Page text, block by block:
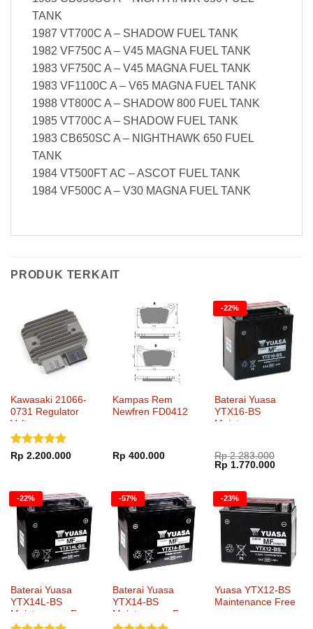
TANK
1987 VT700C A – SHADOW FUEL TANK
1982 VF750C A – V45 MAGNA FUEL TANK
1983 VF750C A – V45 MAGNA FUEL TANK
1983 VF1100C A – V65 MAGNA FUEL TANK
1988 VT800C A – SHADOW 800 FUEL TANK
1985 VT700C A – SHADOW FUEL TANK
1983 CB650SC A – NIGHTHAWK 650 FUEL
TANK
1984 VT500FT AC – ASCOT FUEL TANK
1984 VF500C A – V30 MAGNA FUEL TANK
PRODUK TERKAIT
Kawasaki 21066-
0731 Regulator
Voltage
Dinilai5
Rp 2.200.000
Kampas Rem
Newfren FD0412
Rp 400.000
-22%
Baterai Yuasa
YTX16-BS
Maintenance
Rp2.283.000
Harga
aslinya
Rp 2.283.000.
Rp 1.770.000Harga
Rp
-22%
Baterai Yuasa
YTX14L-BS
Maintenance Free
-57%
Baterai Yuasa
YTX14-BS
Maintenance Free
-23%
Yuasa YTX12-BS
Maintenance Free